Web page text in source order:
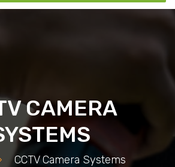
CAMERA
CCTV Camera Systems